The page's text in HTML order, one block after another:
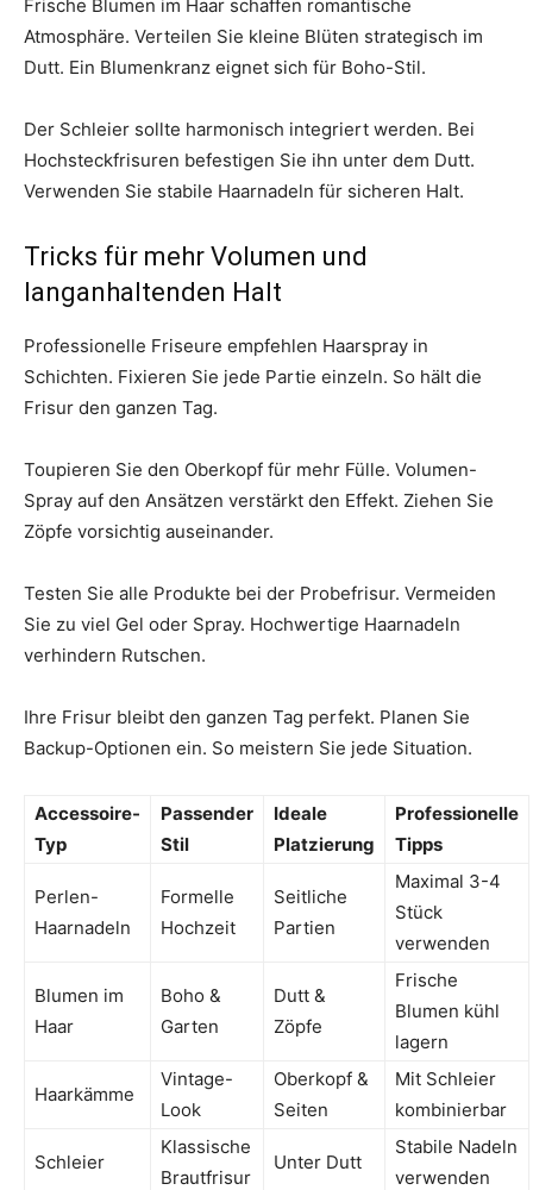
Frische Blumen im Haar schaffen romantische
Atmosphäre. Verteilen Sie kleine Blüten strategisch im
Dutt. Ein Blumenkranz eignet sich für Boho-Stil.
Der Schleier sollte harmonisch integriert werden. Bei
Hochsteckfrisuren befestigen Sie ihn unter dem Dutt.
Verwenden Sie stabile Haarnadeln für sicheren Halt.
Tricks für mehr Volumen und
langanhaltenden Halt
Professionelle Friseure empfehlen Haarspray in
Schichten. Fixieren Sie jede Partie einzeln. So hält die
Frisur den ganzen Tag.
Toupieren Sie den Oberkopf für mehr Fülle. Volumen-
Spray auf den Ansätzen verstärkt den Effekt. Ziehen Sie
Zöpfe vorsichtig auseinander.
Testen Sie alle Produkte bei der Probefrisur. Vermeiden
Sie zu viel Gel oder Spray. Hochwertige Haarnadeln
verhindern Rutschen.
Ihre Frisur bleibt den ganzen Tag perfekt. Planen Sie
Backup-Optionen ein. So meistern Sie jede Situation.
Accessoire-
Typ
Passender
Stil
Ideale
Platzierung
Professionelle
Tipps
Perlen-
Haarnadeln
Formelle
Hochzeit
Seitliche
Partien
Maximal 3-4
Stück
verwenden
Blumen im
Haar
Boho &
Garten
Dutt &
Zöpfe
Frische
Blumen kühl
lagern
Haarkämme
Vintage-
Look
Oberkopf &
Seiten
Mit Schleier
kombinierbar
Schleier
Klassische
Brautfrisur
Unter Dutt
Stabile Nadeln
verwenden